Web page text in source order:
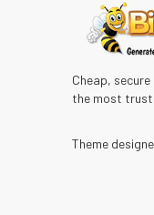
Cheap,
the most
Theme